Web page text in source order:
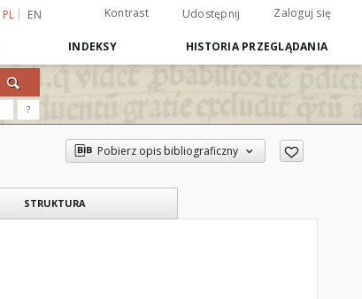
PL EN Kontrast Udostępnij Zaloguj się
INDEKSY HISTORIA PRZEGLĄDANIA
?
Pobierz opis bibliograficzny
STRUKTURA